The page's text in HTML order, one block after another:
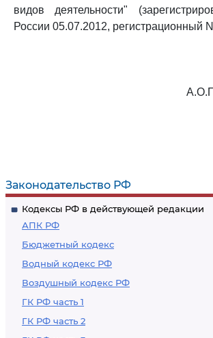
Законодательство РФ
Кодексы РФ в действующей редакции
АПК РФ
Бюджетный кодекс
Водный кодекс РФ
Воздушный кодекс РФ
ГК РФ часть 1
ГК РФ часть 2
видов деятельности"
России 05.07.2012, регистрационный